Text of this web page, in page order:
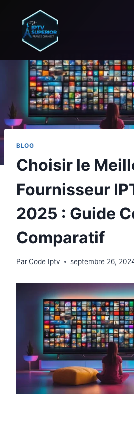
BLOG
Choisir le
Fournisseur
2025 : Guide
Comparatif
ParCode Iptv septembre 26,